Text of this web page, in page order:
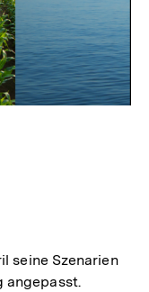
seine Szenarien
angepasst.